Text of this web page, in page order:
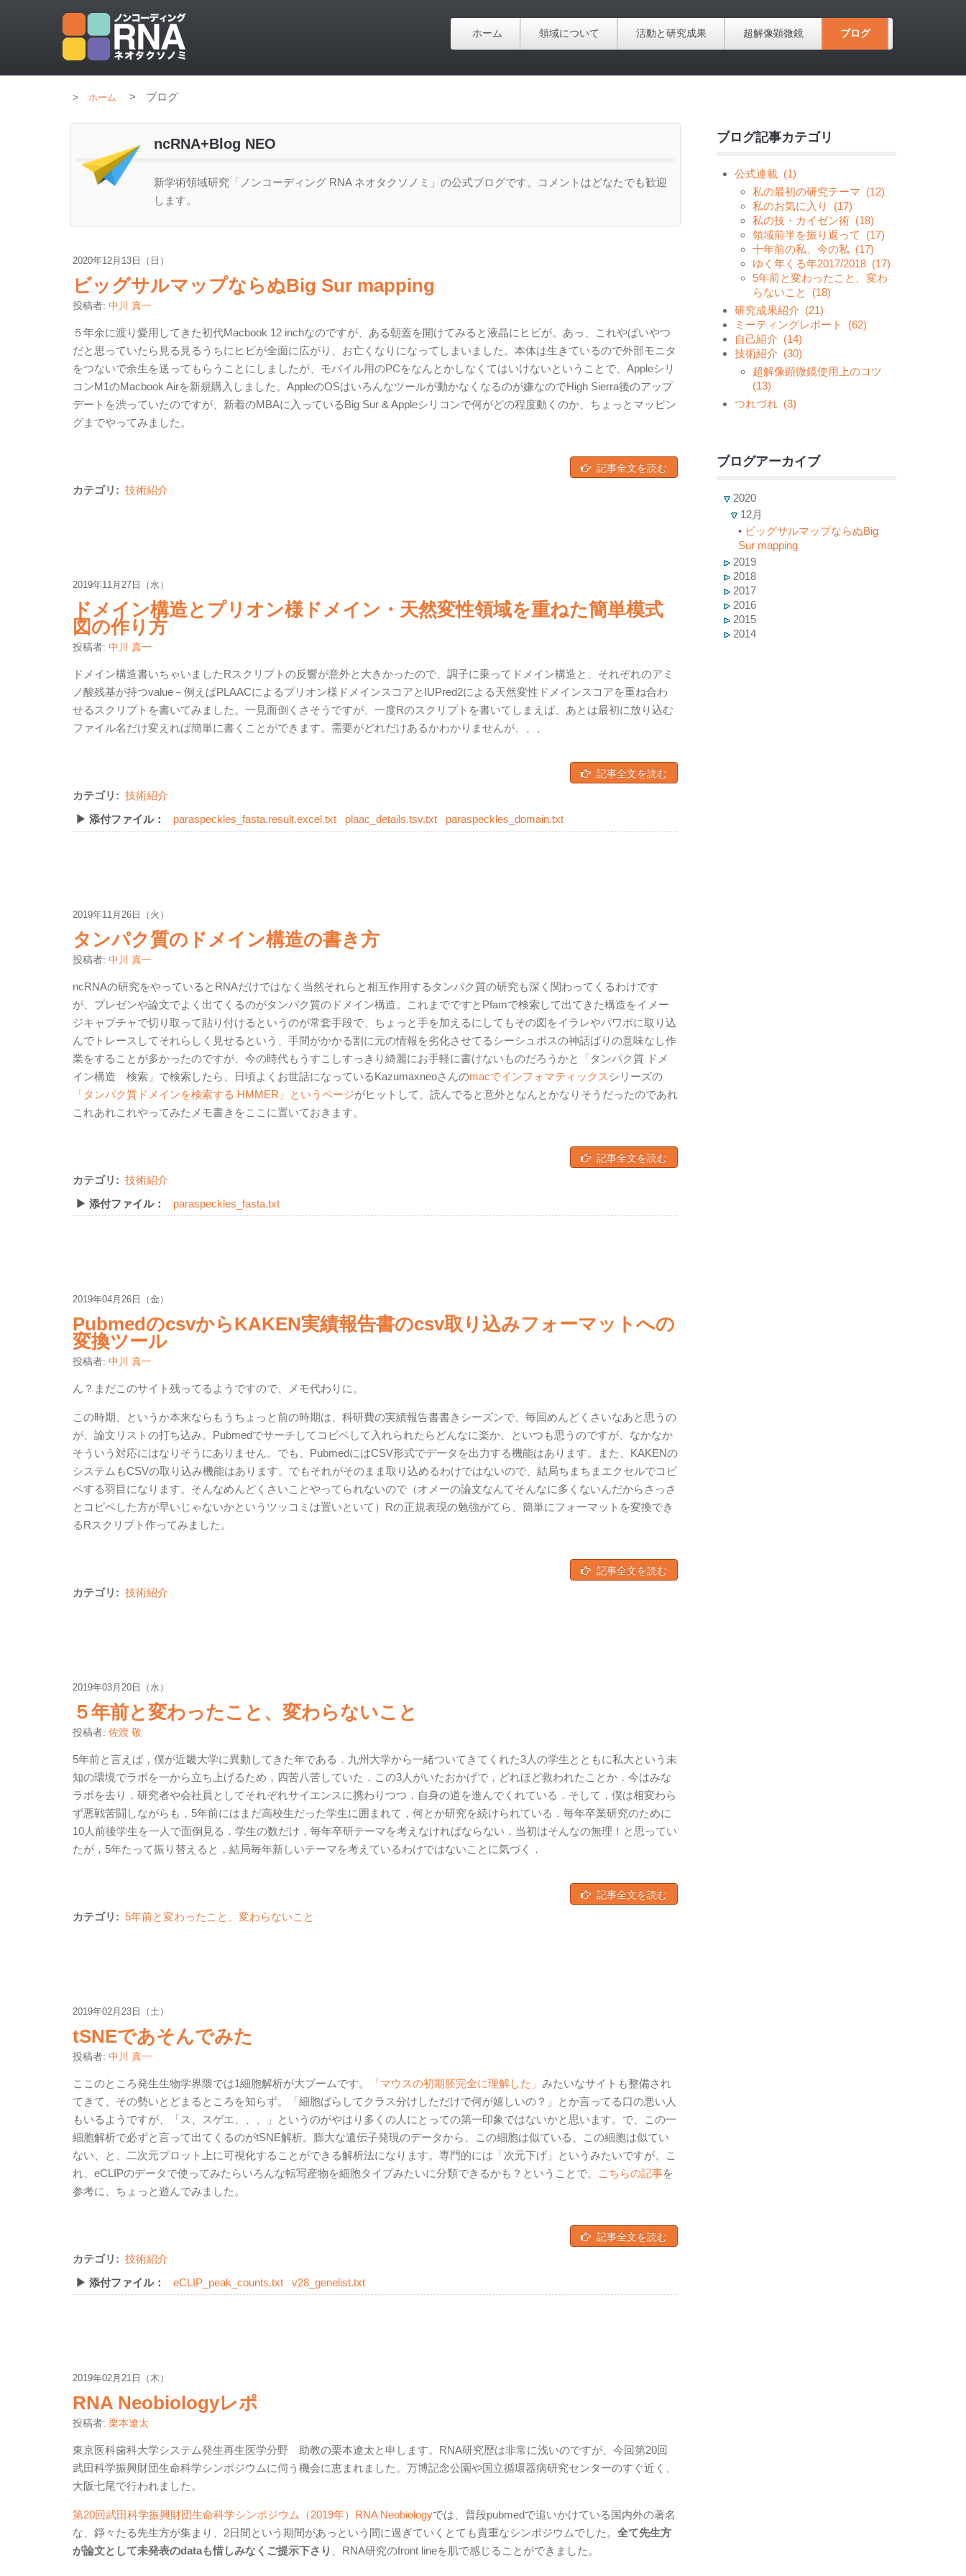
ホーム 領域について 活動と研究成果 超解像顕微鏡 ブログ
ホーム > ブログ
ncRNA+Blog NEO
新学術領域研究「ノンコーディング RNA ネオタクソノミ」の公式ブログです。コメントはどなたでも歓迎
します。
2020年12月13日（日）
ビッグサルマップならぬBig Sur mapping
投稿者: 中川 真一
５年余に渡り愛用してきた初代Macbook 12 inchなのですが、ある朝蓋を開けてみると液晶にヒビが。あっ、これやばいやつ
だと思っていたら見る見るうちにヒビが全面に広がり、お亡くなりになってしまいました。本体は生きているので外部モニタ
をつないで余生を送ってもらうことにしましたが、モバイル用のPCをなんとかしなくてはいけないということで、Appleシリ
コンM1のMacbook Airを新規購入しました。AppleのOSはいろんなツールが動かなくなるのが嫌なのでHigh Sierra後のアップ
デートを渋っていたのですが、新着のMBAに入っているBig Sur & Appleシリコンで何がどの程度動くのか、ちょっとマッピン
グまでやってみました。
記事全文を読む
カテゴリ: 技術紹介
2019年11月27日（水）
ドメイン構造とプリオン様ドメイン・天然変性領域を重ねた簡単模式
図の作り方
投稿者: 中川 真一
ドメイン構造書いちゃいましたRスクリプトの反響が意外と大きかったので、調子に乗ってドメイン構造と、それぞれのアミ
ノ酸残基が持つvalue－例えばPLAACによるプリオン様ドメインスコアとIUPred2による天然変性ドメインスコアを重ね合わ
せるスクリプトを書いてみました。一見面倒くさそうですが、一度Rのスクリプトを書いてしまえば、あとは最初に放り込む
ファイル名だけ変えれば簡単に書くことができます。需要がどれだけあるかわかりませんが、、、
記事全文を読む
カテゴリ: 技術紹介
▶ 添付ファイル：
paraspeckles_fasta.result.excel.txt plaac_details.tsv.txt paraspeckles_domain.txt
2019年11月26日（火）
タンパク質のドメイン構造の書き方
投稿者: 中川 真一
ncRNAの研究をやっているとRNAだけではなく当然それらと相互作用するタンパク質の研究も深く関わってくるわけです
が、プレゼンや論文でよく出てくるのがタンパク質のドメイン構造。これまでですとPfamで検索して出てきた構造をイメー
ジキャプチャで切り取って貼り付けるというのが常套手段で、ちょっと手を加えるにしてもその図をイラレやパワポに取り込
んでトレースしてそれらしく見せるという、手間がかかる割に元の情報を劣化させてるシーシュポスの神話ばりの意味なし作
業をすることが多かったのですが、今の時代もうすこしすっきり綺麗にお手軽に書けないものだろうかと「タンパク質 ドメ
イン構造 検索」で検索したら、日頃よくお世話になっているKazumaxneoさんのmacでインフォマティックス シリーズの
「タンパク質ドメインを検索する HMMER」というページがヒットして、読んでると意外となんとかなりそうだったのであれ
これあれこれやってみたメモ書きをここに置いておきます。
記事全文を読む
カテゴリ: 技術紹介
▶ 添付ファイル：
paraspeckles_fasta.txt
2019年04月26日（金）
PubmedのcsvからKAKEN実績報告書のcsv取り込みフォーマットへの
変換ツール
投稿者: 中川 真一
ん？まだこのサイト残ってるようですので、メモ代わりに。
この時期、というか本来ならもうちょっと前の時期は、科研費の実績報告書書きシーズンで、毎回めんどくさいなあと思うの
が、論文リストの打ち込み。Pubmedでサーチしてコピペして入れられたらどんなに楽か、といつも思うのですが、なかなか
そういう対応にはなりそうにありません。でも、PubmedにはCSV形式でデータを出力する機能はあります。また、KAKENの
システムもCSVの取り込み機能はあります。でもそれがそのまま取り込めるわけではないので、結局ちまちまエクセルでコピ
ペする羽目になります。そんなめんどくさいことやってられないので（オメーの論文なんてそんなに多くないんだからさっさ
とコピペした方が早いじゃないかというツッコミは置いといて）Rの正規表現の勉強がてら、簡単にフォーマットを変換でき
るRスクリプト作ってみました。
記事全文を読む
カテゴリ: 技術紹介
2019年03月20日（水）
５年前と変わったこと、変わらないこと
投稿者: 佐渡 敬
5年前と言えば，僕が近畿大学に異動してきた年である．九州大学から一緒ついてきてくれた3人の学生とともに私大という未
知の環境でラボを一から立ち上げるため，四苦八苦していた．この3人がいたおかげで，どれほど救われたことか．今はみな
ラボを去り，研究者や会社員としてそれぞれサイエンスに携わりつつ，自身の道を進んでくれている．そして，僕は相変わら
ず悪戦苦闘しながらも，5年前にはまだ高校生だった学生に囲まれて，何とか研究を続けられている．毎年卒業研究のために
10人前後学生を一人で面倒見る．学生の数だけ，毎年卒研テーマを考えなければならない．当初はそんなの無理！と思ってい
たが，5年たって振り替えると，結局毎年新しいテーマを考えているわけではないことに気づく．
記事全文を読む
カテゴリ: 5年前と変わったこと、変わらないこと
2019年02月23日（土）
tSNEであそんでみた
投稿者: 中川 真一
ここのところ発生生物学界隈では1細胞解析が大ブームです。 「マウスの初期胚完全に理解した」 みたいなサイトも整備され
てきて、その勢いとどまるところを知らず。「細胞ばらしてクラス分けしただけで何が嬉しいの？」とか言ってる口の悪い人
もいるようですが、「ス、スゲエ、、、」というのがやはり多くの人にとっての第一印象ではないかと思います。で、この一
細胞解析で必ずと言って出てくるのがtSNE解析。膨大な遺伝子発現のデータから、この細胞は似ている、この細胞は似てい
ない、と、二次元プロット上に可視化することができる解析法になります。専門的には「次元下げ」というみたいですが、こ
れ、eCLIPのデータで使ってみたらいろんな転写産物を細胞タイプみたいに分類できるかも？ということで、
こちらの記事を
参考に、ちょっと遊んでみました。
記事全文を読む
カテゴリ: 技術紹介
▶ 添付ファイル：
eCLIP_peak_counts.txt v28_genelist.txt
2019年02月21日（木）
RNA Neobiologyレポ
投稿者: 栗本遼太
東京医科歯科大学システム発生再生医学分野 助教の栗本遼太と申します。RNA研究歴は非常に浅いのですが、今回第20回
武田科学振興財団生命科学シンポジウムに伺う機会に恵まれました。万博記念公園や国立循環器病研究センターのすぐ近く、
大阪七尾で行われました。
第20回武田科学振興財団生命科学シンポジウム（2019年）RNA Neobiologyでは、普段pubmedで追いかけている国内外の著名
な、錚々たる先生方が集まり、2日間という期間があっという間に過ぎていくとても貴重なシンポジウムでした。 全て先生方
が論文として未発表のdataも惜しみなくご提示下さり
、RNA研究のfront lineを肌で感じることができました。
ブログ記事カテゴリ
公式連載 (1)
私の最初の研究テーマ (12)
私のお気に入り
(17)
私の技・カイゼン術 (18)
領域前半を振り返って
(17)
十年前の私、今の私 (17)
ゆく年くる年2017/2018 (17)
5年前と変わったこと、変わ
らないこと
(18)
研究成果紹介 (21)
ミーティングレポート
(62)
自己紹介 (14)
技術紹介 (30)
超解像顕微鏡使用上のコツ
(13)
つれづれ (3)
ブログアーカイブ
2020
12月
• ビッグサルマップならぬBig
Sur mapping
2019
2018
2017
2016
2015
2014